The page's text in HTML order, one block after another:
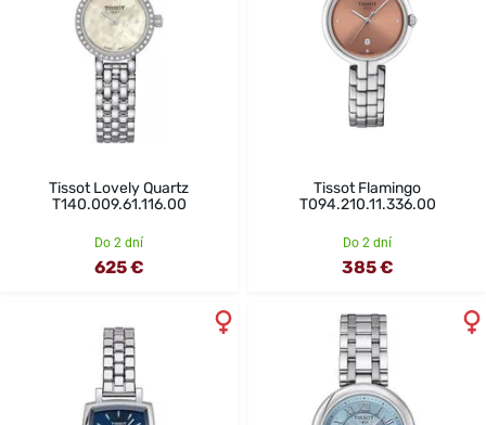
Tissot Lovely Quartz
T140.009.61.116.00
Do 2 dní
625 €
Tissot Flamingo
T094.210.11.336.00
Do 2 dní
385 €